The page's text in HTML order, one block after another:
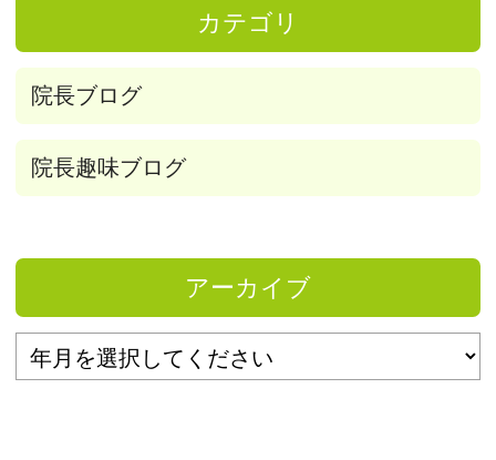
カテゴリ
院長ブログ
院長趣味ブログ
アーカイブ